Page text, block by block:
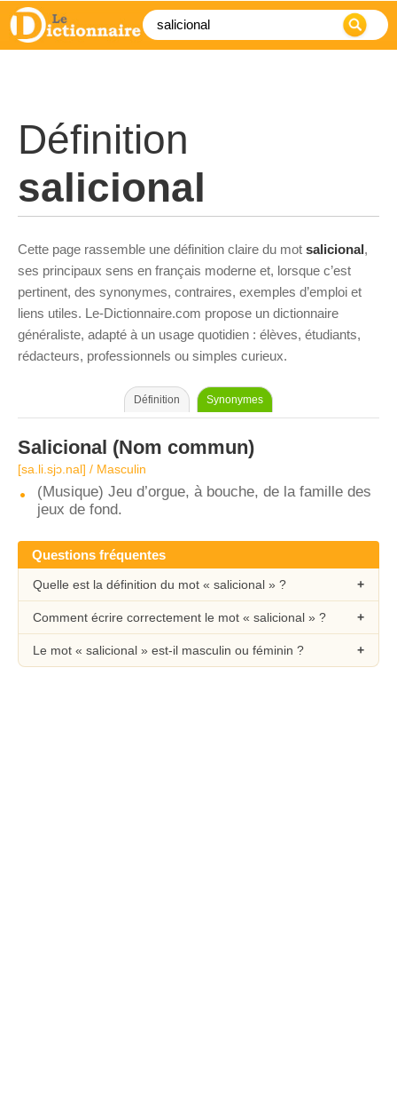
Définition
salicional
Cette page rassemble une définition claire du mot salicional,
ses principaux sens en français moderne et, lorsque c’est
pertinent, des synonymes, contraires, exemples d’emploi et
liens utiles. Le-Dictionnaire.com propose un dictionnaire
généraliste, adapté à un usage quotidien : élèves, étudiants,
rédacteurs, professionnels ou simples curieux.
Définition Synonymes
Salicional (Nom commun)
[sa.li.sjɔ.nal] / Masculin
(Musique) Jeu d’orgue, à bouche, de la famille des
jeux de fond.
Questions fréquentes
Quelle est la définition du mot « salicional » ?
Comment écrire correctement le mot « salicional » ?
Le mot « salicional » est-il masculin ou féminin ?